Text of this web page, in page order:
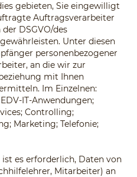
gebieten, Sie eingewilligt
Auftragsverarbeiter
DSGVO/des
Unter diesen
personenbezogener
an die wir zur
mit Ihnen
Im Einzelnen:
IT-Anwendungen;
Controlling;
Marketing; Telefonie;
es erforderlich, Daten von
Mitarbeiter) an